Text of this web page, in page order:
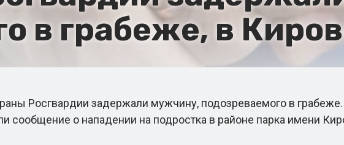
в грабеже, в
Росгвардии задержали мужчину, подозреваемого в
сообщение о нападении на подростка в районе парка имени